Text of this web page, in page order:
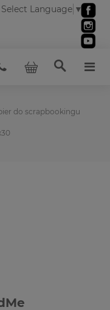
Select Language ▼
do scrapbookingu